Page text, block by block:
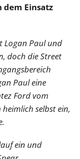
dem Einsatz
Logan Paul und
doch die Street
Paul eine
Ford vom
selbst ein,
ein und